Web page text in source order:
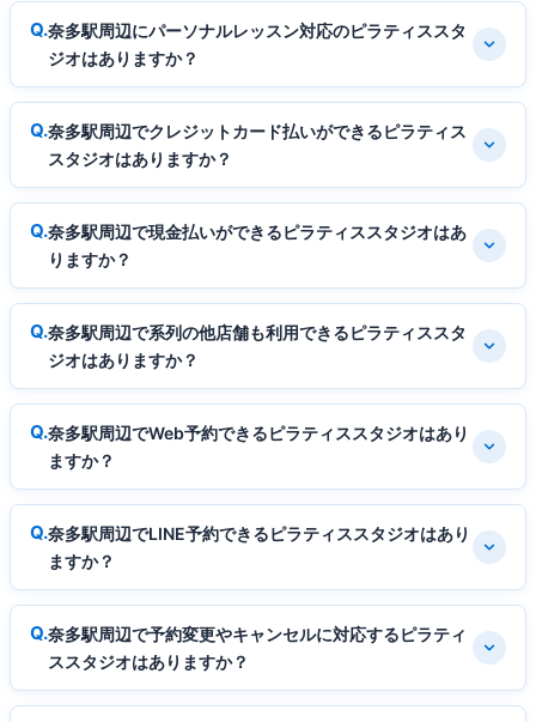
奈多駅周辺にパーソナルレッスン対応のピラティススタ
ジオはありますか？
奈多駅周辺でクレジットカード払いができるピラティス
スタジオはありますか？
奈多駅周辺で現金払いができるピラティススタジオはあ
りますか？
奈多駅周辺で系列の他店舗も利用できるピラティススタ
ジオはありますか？
奈多駅周辺でWeb予約できるピラティススタジオはあり
ますか？
奈多駅周辺でLINE予約できるピラティススタジオはあり
ますか？
奈多駅周辺で予約変更やキャンセルに対応するピラティ
ススタジオはありますか？